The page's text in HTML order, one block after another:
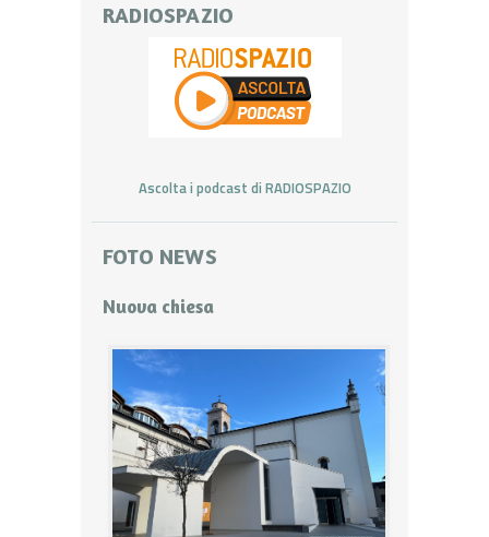
RADIOSPAZIO
Ascolta i podcast di RADIOSPAZIO
FOTO NEWS
Nuova chiesa